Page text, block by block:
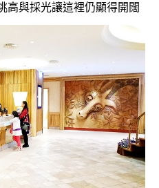
高與採光讓這裡仍顯得開闊